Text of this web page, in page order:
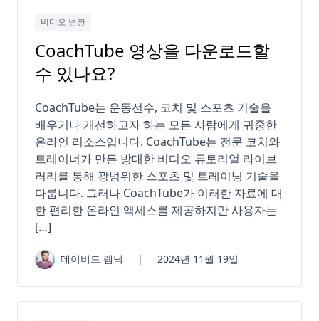
비디오 변환
CoachTube 영상을 다운로드할
수 있나요?
CoachTube는 운동선수, 코치 및 스포츠 기술을
배우거나 개선하고자 하는 모든 사람에게 귀중한
온라인 리소스입니다. CoachTube는 전문 코치와
트레이너가 만든 방대한 비디오 튜토리얼 라이브
러리를 통해 광범위한 스포츠 및 트레이닝 기술을
다룹니다. 그러나 CoachTube가 이러한 자료에 대
한 편리한 온라인 액세스를 제공하지만 사용자는
[…]
데이비드 렘닉 | 2024년 11월 19일